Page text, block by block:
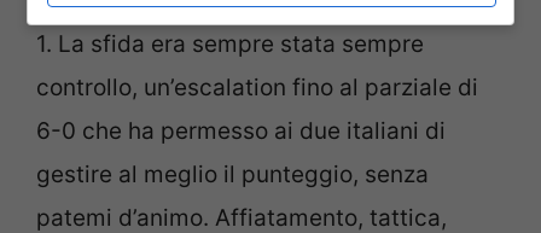
1. La sfida era sempre stata sempre
controllo, un’escalation fino al parziale di
6-0 che ha permesso ai due italiani di
gestire al meglio il punteggio, senza
patemi d’animo. Affiatamento, tattica,